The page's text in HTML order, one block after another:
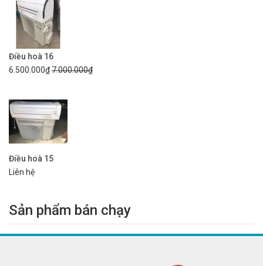
Điều hoà 16
6.500.000₫7.000.000₫
Điều hoà 15
Liên hệ
Sản phẩm bán chạy